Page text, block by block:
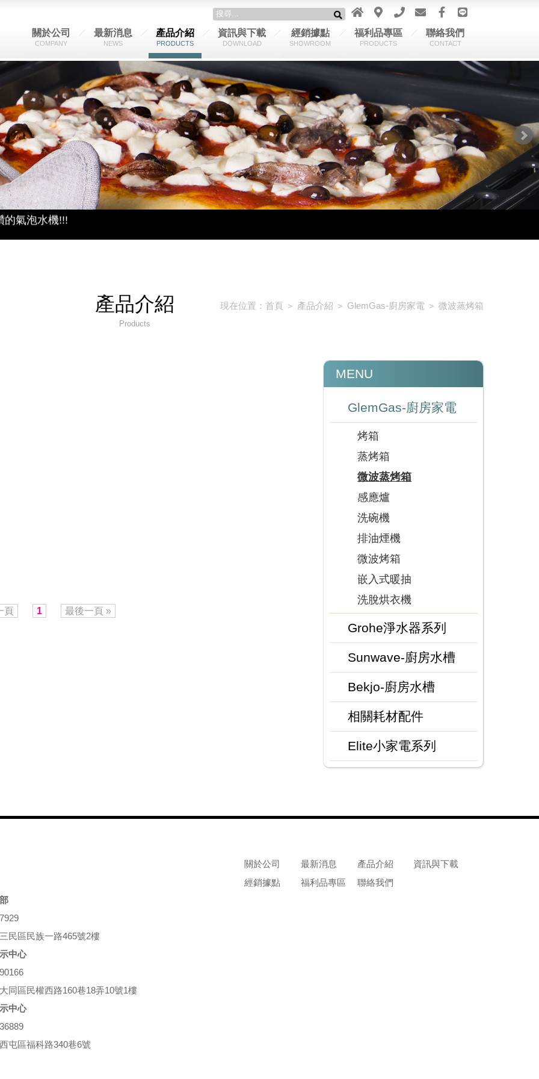
關於公司
COMPANY
最新消息
NEWS
產品介紹
PRODUCTS
資訊與下載
DOWNLOAD
經銷據點
SHOWROOM
福利品專區
PRODUCTS
聯絡我們
CONTACT
涼一下吧~
機器吧 !
的氣泡水機!!!
市!!
產品介紹
Products
現在位置： 首頁 ＞ 產品介紹 ＞ GlemGas-廚房家電 ＞ 微波蒸烤箱
MENU
GlemGas-廚房家電
烤箱
蒸烤箱
微波蒸烤箱
感應爐
洗碗機
排油煙機
微波烤箱
嵌入式暖抽
洗脫烘衣機
Grohe淨水器系列
Sunwave-廚房水槽
Bekjo-廚房水槽
相關耗材配件
Elite小家電系列
頁 1 最後一頁 »
民區民族一路465號2樓
中心
同區民權西路160巷18弄10號1樓
中心
屯區福科路340巷6號
關於公司 最新消息 產品介紹
資訊與下載
經銷據點
福利品專區 聯絡我們